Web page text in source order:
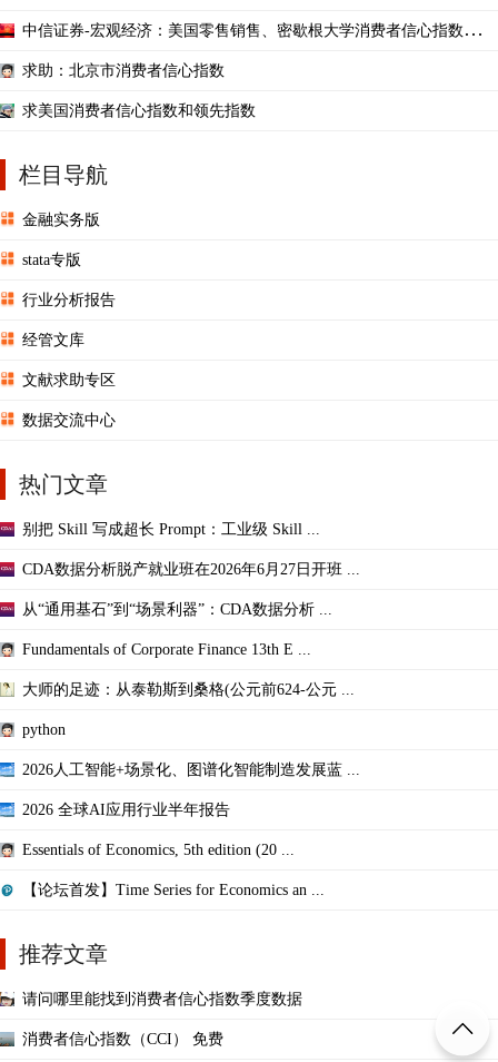
中信证券-宏观经济：美国零售销售、密歇根大学消费者信心指数与商
求助：北京市消费者信心指数
求美国消费者信心指数和领先指数
栏目导航
金融实务版
stata专版
行业分析报告
经管文库
文献求助专区
数据交流中心
热门文章
别把 Skill 写成超长 Prompt：工业级 Skill ...
CDA数据分析脱产就业班在2026年6月27日开班 ...
从“通用基石”到“场景利器”：CDA数据分析 ...
Fundamentals of Corporate Finance 13th E ...
大师的足迹：从泰勒斯到桑格(公元前624-公元 ...
python
2026人工智能+场景化、图谱化智能制造发展蓝 ...
2026 全球AI应用行业半年报告
Essentials of Economics, 5th edition (20 ...
【论坛首发】Time Series for Economics an ...
推荐文章
请问哪里能找到消费者信心指数季度数据
消费者信心指数（CCI） 免费